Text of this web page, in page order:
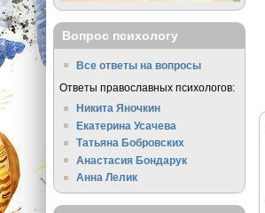
Вопрос психологу
Все ответы на вопросы
Ответы православных психологов:
Никита Яночкин
Екатерина Усачева
Татьяна Бобровских
Анастасия Бондарук
Анна Лелик